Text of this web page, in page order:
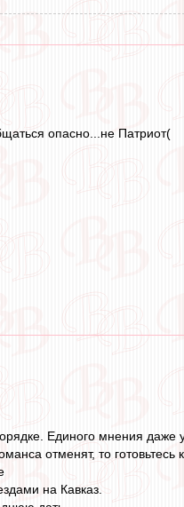
опасно...не Патриот(
Единого мнения
отменят, то
на Кавказ.